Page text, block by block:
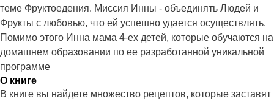
теме Фруктоедения. Миссия Инны - объединять Людей и
Фрукты с любовью, что ей успешно удается осуществлять.
Помимо этого Инна мама 4-ех детей, которые обучаются на
домашнем образовании по ее разработанной уникальной
программе
О книге
В книге вы найдете множество рецептов, которые заставят